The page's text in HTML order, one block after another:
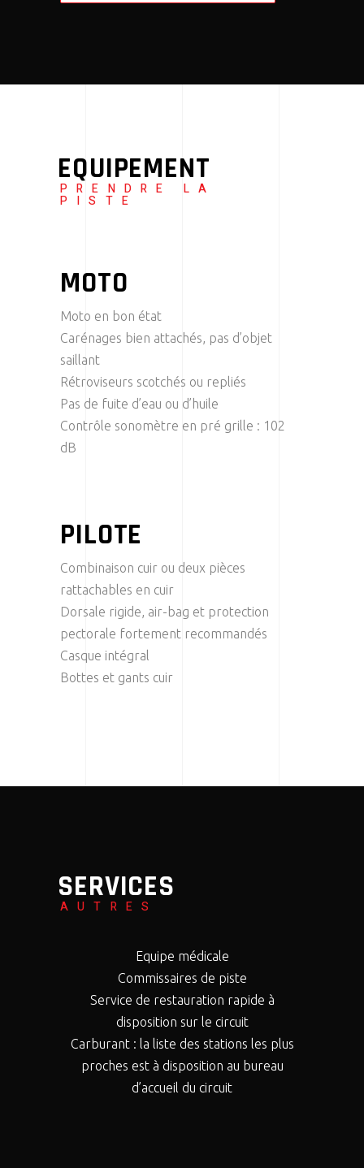
PRENDRE LA
PISTE
EQUIPEMENT
MOTO
Moto en bon état
Carénages bien attachés, pas d’objet
saillant
Rétroviseurs scotchés ou repliés
Pas de fuite d’eau ou d’huile
Contrôle sonomètre en pré grille : 102
dB
PILOTE
Combinaison cuir ou deux pièces
rattachables en cuir
Dorsale rigide, air-bag et protection
pectorale fortement recommandés
Casque intégral
Bottes et gants cuir
AUTRES
SERVICES
Equipe médicale
Commissaires de piste
Service de restauration rapide à
disposition sur le circuit
Carburant : la liste des stations les plus
proches est à disposition au bureau
d’accueil du circuit